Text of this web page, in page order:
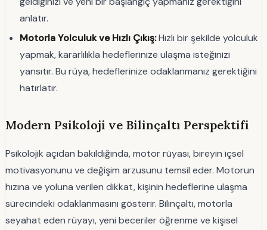
anlatır.
Motorla Yolculuk ve Hızlı Çıkış:Hızlı bir şekilde yolculuk
yapmak, kararlılıkla hedeflerinize ulaşma isteğinizi
yansıtır. Bu rüya, hedeflerinize odaklanmanız gerektiğini
hatırlatır.
Modern Psikoloji ve Bilinçaltı Perspektifi
Psikolojik açıdan bakıldığında, motor rüyası, bireyin içsel
motivasyonunu ve değişim arzusunu temsil eder. Motorun
hızına ve yoluna verilen dikkat, kişinin hedeflerine ulaşma
sürecindeki odaklanmasını gösterir. Bilinçaltı, motorla
seyahat eden rüyayı, yeni beceriler öğrenme ve kişisel